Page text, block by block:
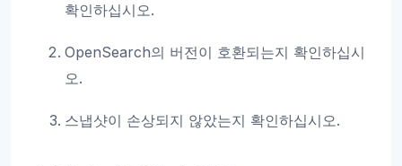
확인하십시오.
OpenSearch의 버전이 호환되는지 확인하십시
오.
스냅샷이 손상되지 않았는지 확인하십시오.